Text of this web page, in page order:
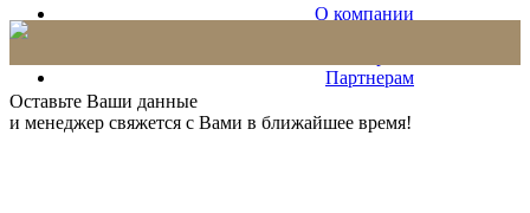
О компании
Партнерам
* Количество доставляемых образцов ограничено в 6 шт.
Оставьте Ваши данные
и менеджер свяжется с Вами в ближайшее время!